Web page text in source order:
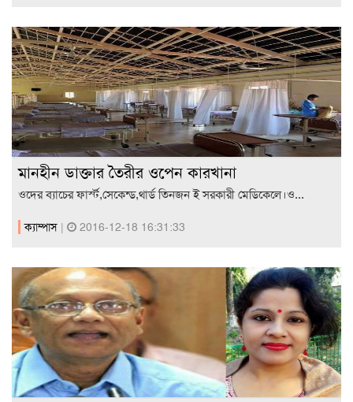
মানহীন ডাক্তার তৈরীর ওপেন কারখানা
ওদের ব্যাচের ফার্স্ট,সেকেন্ড,থার্ড তিনজন ই সরকারী মেডিকেলে।ও...
ক্যাম্পাস | 2016-12-18 16:31:33